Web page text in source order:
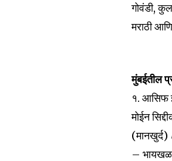
To
the
गोवंडी,
मराठी
मुंबईतील
१. आसिफ
मोईन
(मानखुर्द)
–